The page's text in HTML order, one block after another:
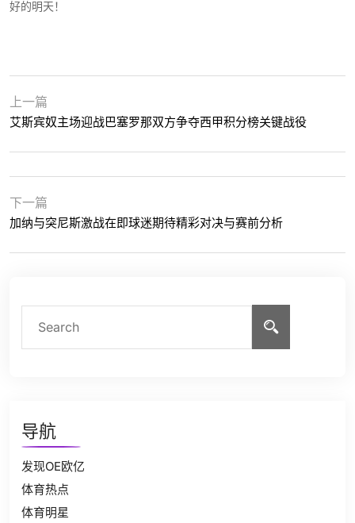
好的明天！
上一篇
艾斯宾奴主场迎战巴塞罗那双方争夺西甲积分榜关键战役
下一篇
加纳与突尼斯激战在即球迷期待精彩对决与赛前分析
导航
发现OE欧亿
体育热点
体育明星